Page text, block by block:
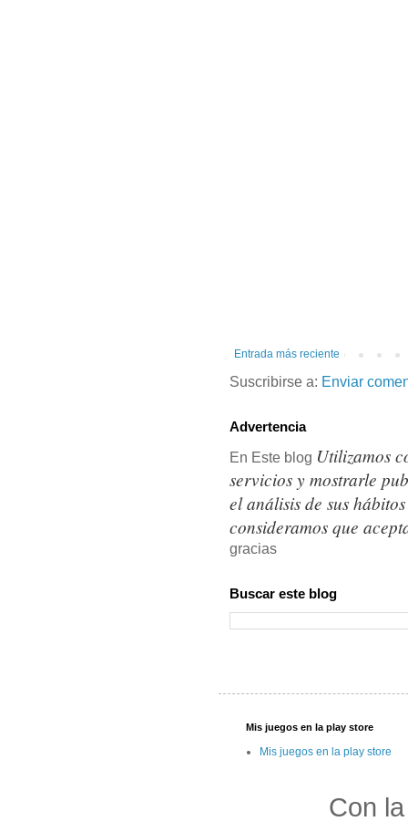
Entrada más reciente
Suscribirse a: Enviar
Advertencia
En Este blog Utilizamos
servicios y mostrarle
el análisis de sus
consideramos que
gracias
Buscar este blog
Mis juegos en la play store
Mis juegos en la play store
Con